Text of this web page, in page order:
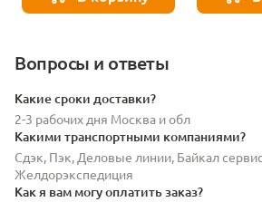
Вопросы и ответы
Какие сроки доставки?
2-3 рабочих дня Москва и обл
Какими транспортными компаниями?
Сдэк, Пэк, Деловые линии, Байкал
Желдорэкспедиция
Как я вам могу оплатить заказ?